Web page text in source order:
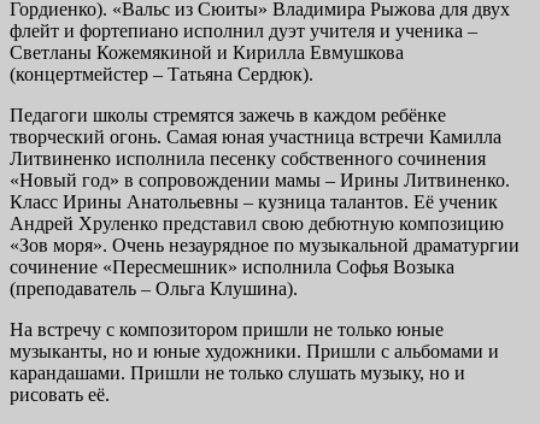
Гордиенко). «Вальс из Сюиты» Владимира Рыжова для двух
флейт и фортепиано исполнил дуэт учителя и ученика –
Светланы Кожемякиной и Кирилла Евмушкова
(концертмейстер – Татьяна Сердюк).
Педагоги школы стремятся зажечь в каждом ребёнке
творческий огонь. Самая юная участница встречи Камилла
Литвиненко исполнила песенку собственного сочинения
«Новый год» в сопровождении мамы – Ирины Литвиненко.
Класс Ирины Анатольевны – кузница талантов. Её ученик
Андрей Хруленко представил свою дебютную композицию
«Зов моря». Очень незаурядное по музыкальной драматургии
сочинение «Пересмешник» исполнила Софья Возыка
(преподаватель – Ольга Клушина).
На встречу с композитором пришли не только юные
музыканты, но и юные художники. Пришли с альбомами и
карандашами. Пришли не только слушать музыку, но и
рисовать её.